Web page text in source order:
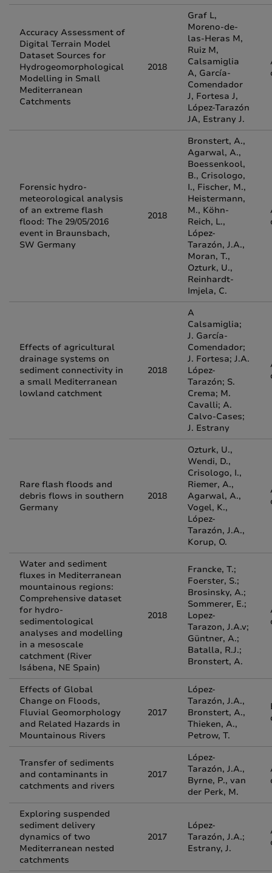
Accuracy Assessment of
Digital Terrain Model
Dataset Sources for
Hydrogeomorphological
Modelling in Small
Mediterranean
Catchments
2018
Graf L,
Moreno-de-
las-Heras M,
Ruiz M,
Calsamiglia
A, García-
Comendador
J, Fortesa J,
López-Tarazón
JA, Estrany J.
Forensic hydro-
meteorological analysis
of an extreme flash
flood: The 29/05/2016
event in Braunsbach,
SW Germany
2018
Bronstert, A.,
Agarwal, A.,
Boessenkool,
B., Crisologo,
I., Fischer, M.,
Heistermann,
M., Köhn-
Reich, L.,
López-
Tarazón, J.A.,
Moran, T.,
Ozturk, U.,
Reinhardt-
Imjela, C.
Effects of agricultural
drainage systems on
sediment connectivity in
a small Mediterranean
lowland catchment
2018
A
Calsamiglia;
J. García-
Comendador;
J. Fortesa; J.A.
López-
Tarazón; S.
Crema; M.
Cavalli; A.
Calvo-Cases;
J. Estrany
Rare flash floods and
debris flows in southern
Germany
2018
Ozturk, U.,
Wendi, D.,
Crisologo, I.,
Riemer, A.,
Agarwal, A.,
Vogel, K.,
López-
Tarazón, J.A.,
Korup, O.
Water and sediment
fluxes in Mediterranean
mountainous regions:
Comprehensive dataset
for hydro-
sedimentological
analyses and modelling
in a mesoscale
catchment (River
Isábena, NE Spain)
2018
Francke, T.;
Foerster, S.;
Brosinsky, A.;
Sommerer, E.;
Lopez-
Tarazon, J.A.v;
Güntner, A.;
Batalla, R.J.;
Bronstert, A.
Effects of Global
Change on Floods,
Fluvial Geomorphology
and Related Hazards in
Mountainous Rivers
2017
López-
Tarazón, J.A.,
Bronstert, A.,
Thieken, A.,
Petrow, T.
Transfer of sediments
and contaminants in
catchments and rivers
2017
López-
Tarazón, J.A.,
Byrne, P., van
der Perk, M.
Exploring suspended
sediment delivery
dynamics of two
Mediterranean nested
catchments
2017
López-
Tarazón, J.A.;
Estrany, J.